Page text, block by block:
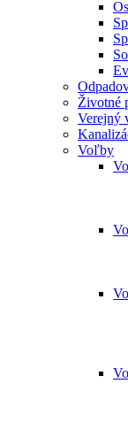
Životné
Verejný
Voľby